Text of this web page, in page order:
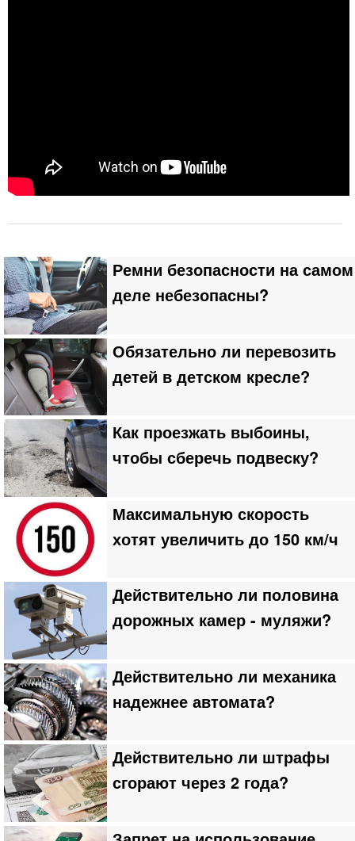
Ремни безопасности на самом
деле небезопасны?
Обязательно ли перевозить
детей в детском кресле?
Как проезжать выбоины,
чтобы сберечь подвеску?
Максимальную скорость
хотят увеличить до 150 км/ч
Действительно ли половина
дорожных камер - муляжи?
Действительно ли механика
надежнее автомата?
Действительно ли штрафы
сгорают через 2 года?